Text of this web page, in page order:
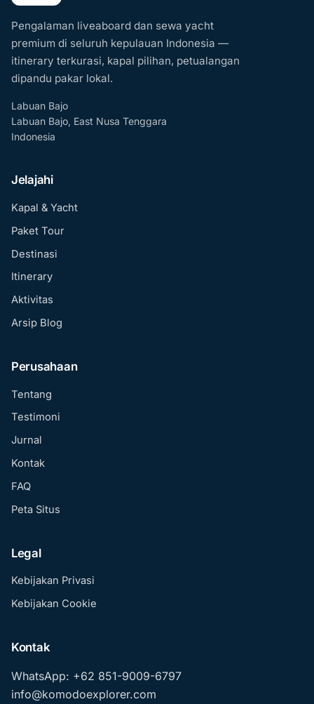
Pengalaman liveaboard dan sewa yacht
premium di seluruh kepulauan Indonesia —
itinerary terkurasi, kapal pilihan, petualangan
dipandu pakar lokal.
Labuan Bajo
Labuan Bajo, East Nusa Tenggara
Indonesia
Jelajahi
Kapal & Yacht
Paket Tour
Destinasi
Itinerary
Aktivitas
Arsip Blog
Perusahaan
Tentang
Testimoni
Jurnal
Kontak
FAQ
Peta Situs
Legal
Kebijakan Privasi
Kebijakan Cookie
Kontak
WhatsApp: +62 851-9009-6797
info@komodoexplorer.com